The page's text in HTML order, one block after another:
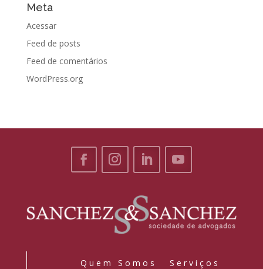
Meta
Acessar
Feed de posts
Feed de comentários
WordPress.org
Quem Somos Serviços